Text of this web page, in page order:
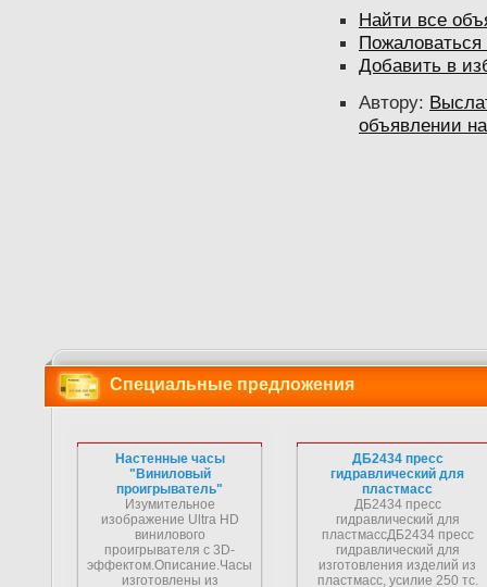
Найти все
Добавить в
Автору:
объявлении
Специальные предложения
Настенные часы
"Виниловый
проигрыватель"
Изумительное
изображение Ultra HD
винилового
проигрывателя с 3D-
эффектом.Описание.Часы
изготовлены из
ДБ2434 пресс
гидравлический для
пластмасс
ДБ2434 пресс
гидравлический для
пластмассДБ2434 пресс
гидравлический для
изготовления изделий из
пластмасс, усилие 250 тс.